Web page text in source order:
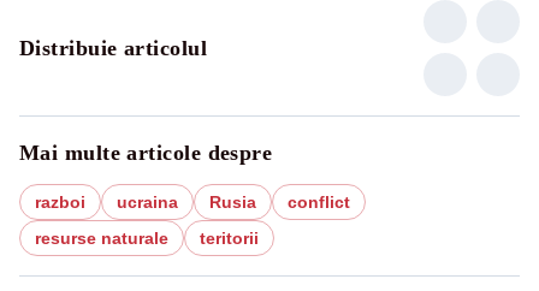
Distribuie articolul
Mai multe articole despre
razboi ucraina Rusia
conflict
resurse naturale
teritorii